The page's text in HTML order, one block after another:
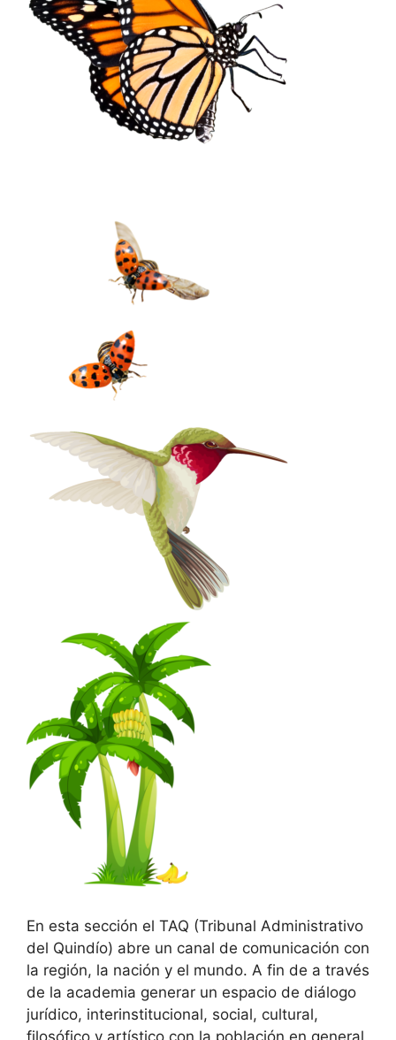
En esta sección el TAQ (Tribunal Administrativo
del Quindío) abre un canal de comunicación con
la región, la nación y el mundo. A fin de a través
de la academia generar un espacio de diálogo
jurídico, interinstitucional, social, cultural,